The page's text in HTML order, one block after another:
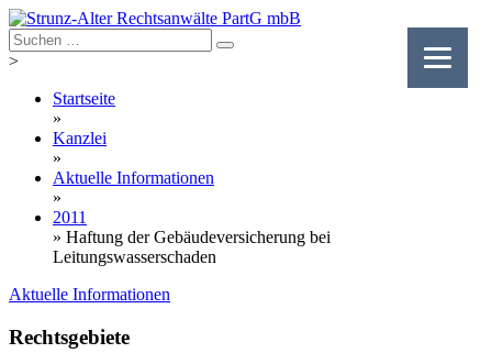
Skip
to
content
>
Startseite
»
Kanzlei
»
Aktuelle Informationen
»
2011
» Haftung der Gebäudeversicherung bei
Leitungswasserschaden
Aktuelle Informationen
Rechtsgebiete